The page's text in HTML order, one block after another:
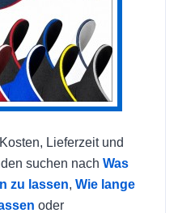
Lieferzeit und
suchen nach Was
zu lassen, Wie lange
oder